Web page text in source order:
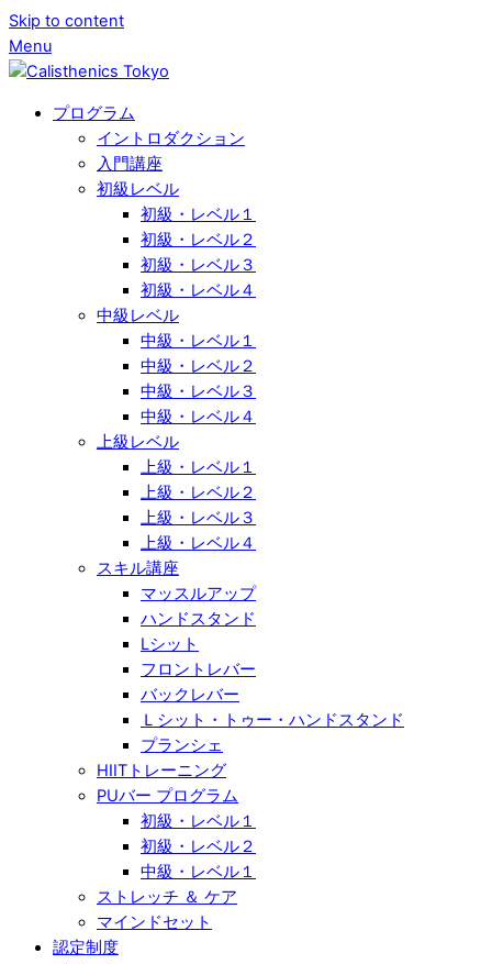
Skip to content
Menu
プログラム
イントロダクション
入門講座
初級レベル
初級・レベル１
初級・レベル２
初級・レベル３
初級・レベル４
中級レベル
中級・レベル１
中級・レベル２
中級・レベル３
中級・レベル４
上級レベル
上級・レベル１
上級・レベル２
上級・レベル３
上級・レベル４
スキル講座
マッスルアップ
ハンドスタンド
Lシット
フロントレバー
バックレバー
Ｌシット・トゥー・ハンドスタンド
プランシェ
HIITトレーニング
PUバー プログラム
初級・レベル１
初級・レベル２
中級・レベル１
ストレッチ ＆ ケア
マインドセット
認定制度